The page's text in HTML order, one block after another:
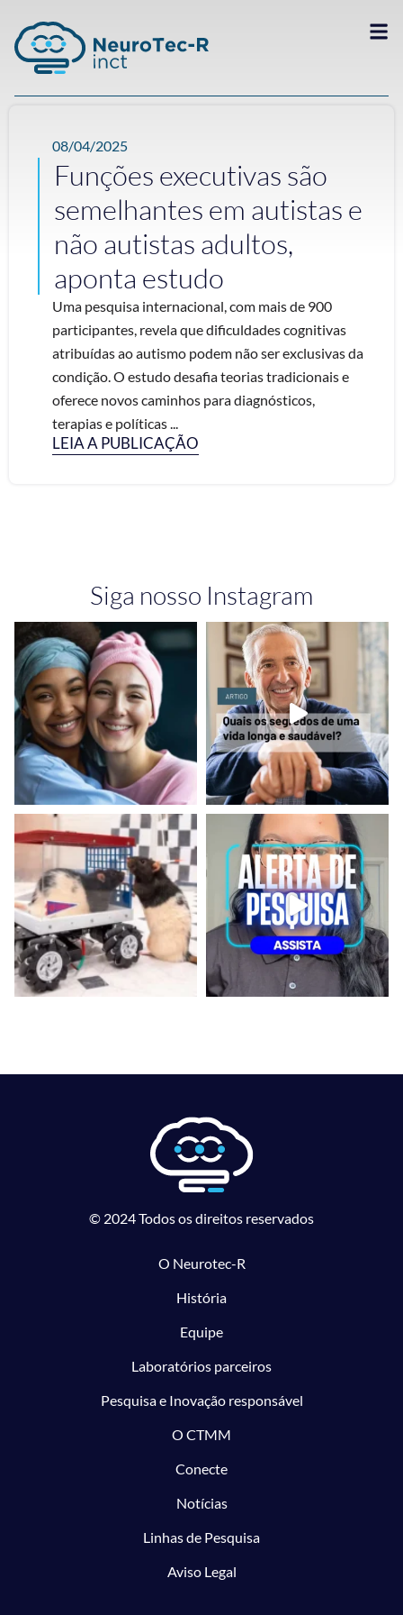
08/04/2025
Funções executivas são
semelhantes em autistas e
não autistas adultos,
aponta estudo
Uma pesquisa internacional, com mais de 900
participantes, revela que dificuldades cognitivas
atribuídas ao autismo podem não ser exclusivas da
condição. O estudo desafia teorias tradicionais e
oferece novos caminhos para diagnósticos,
terapias e políticas ...
LEIA A PUBLICAÇÃO
Siga nosso Instagram
© 2024 Todos os direitos reservados
O Neurotec-R
História
Equipe
Laboratórios parceiros
Pesquisa e Inovação responsável
O CTMM
Conecte
Notícias
Linhas de Pesquisa
Aviso Legal